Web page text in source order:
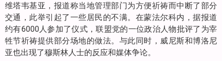
维塔韦基亚，报道称当地管理部门为方便祈祷而中断了部分
交通，此举引起了一些居民的不满。在蒙法尔科内，据报道
约有6000人参加了仪式，联盟党的一位政治人物批评了为宰
牲节祈祷提供部分场地的做法。与此同时，威尼斯和博洛尼
亚也出现了穆斯林人士的反应和媒体争论。